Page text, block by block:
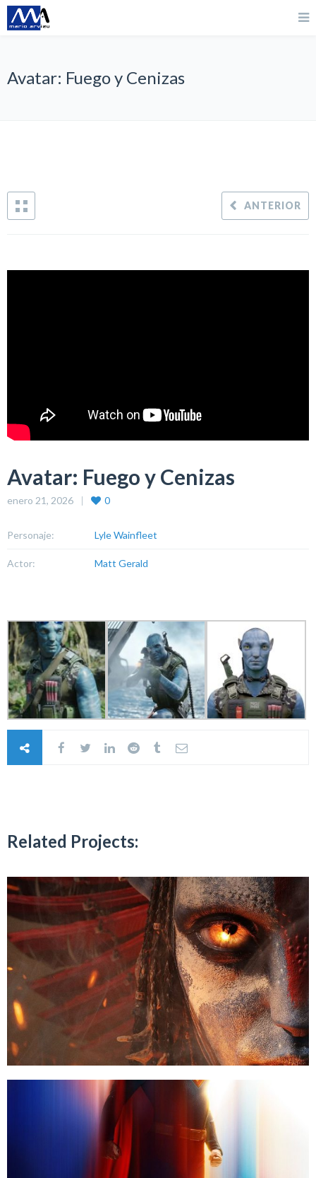
Avatar: Fuego y Cenizas
ANTERIOR
Avatar: Fuego y Cenizas
enero 21, 2026 0
Personaje: Lyle Wainfleet
Actor: Matt Gerald
Related Projects: